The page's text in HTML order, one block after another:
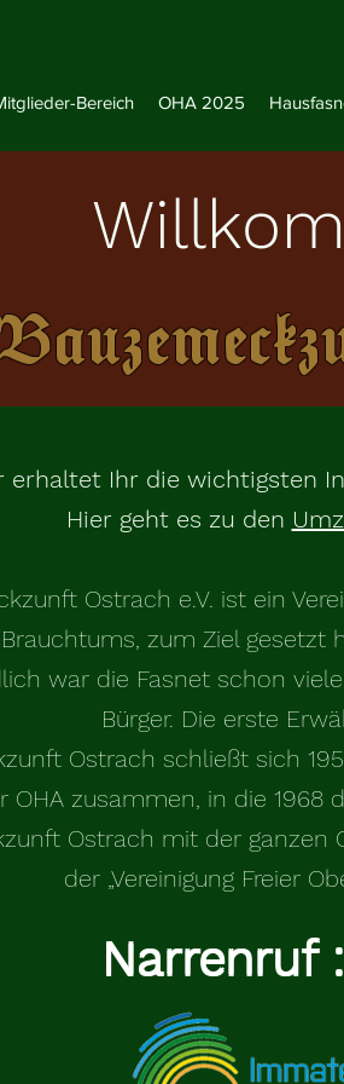
Bereich OHA 2025
erhaltet Ihr die wichtigsten
Hier geht es zu den
Ostrach e.V. ist ein
zum Ziel gesetzt
war die Fasnet schon
Bürger. Die erste
Ostrach schließt sich
OHA zusammen, in die 1968
Ostrach mit der ganzen
der „Vereinigung Freier
Narrenruf